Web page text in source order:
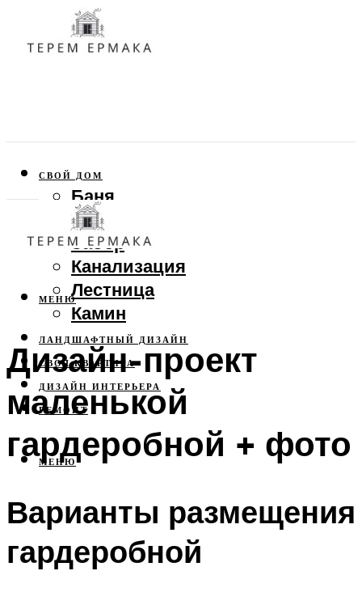
СВОЙ ДОМ
Баня
Веранда
Забор
Канализация
Лестница
Камин
ЛАНДШАФТНЫЙ ДИЗАЙН
СВОЯ КВАРТИРА
ДИЗАЙН ИНТЕРЬЕРА
РЕМОНТ
МЕНЮ
МЕНЮ
Дизайн-проект
маленькой
гардеробной + фото
Варианты размещения
гардеробной